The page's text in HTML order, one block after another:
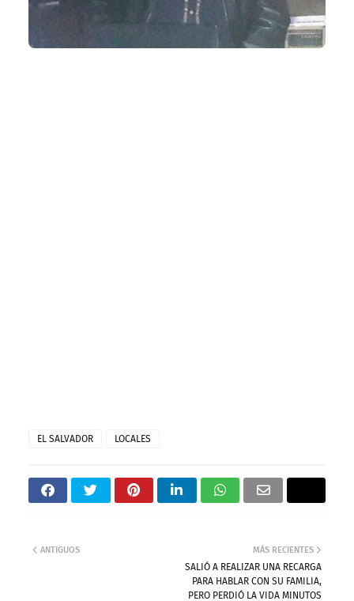
EL SALVADOR LOCALES
MÁS RECIENTES
SALIÓ A REALIZAR UNA RECARGA
PARA HABLAR CON SU FAMILIA,
PERO PERDIÓ LA VIDA MINUTOS
ANTIGUOS